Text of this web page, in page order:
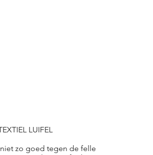
LUIFEL
zo goed tegen de felle